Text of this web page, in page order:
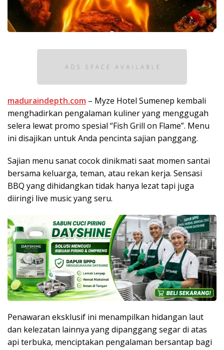
maduraindepth.com – Myze Hotel Sumenep kembali
menghadirkan pengalaman kuliner yang menggugah
selera lewat promo spesial “Fish Grill on Flame”. Menu
ini disajikan untuk Anda pencinta sajian panggang.
Sajian menu sanat cocok dinikmati saat momen santai
bersama keluarga, teman, atau rekan kerja. Sensasi
BBQ yang dihidangkan tidak hanya lezat tapi juga
diiringi live music yang seru.
Penawaran eksklusif ini menampilkan hidangan laut
dan kelezatan lainnya yang dipanggang segar di atas
api terbuka, menciptakan pengalaman bersantap bagi